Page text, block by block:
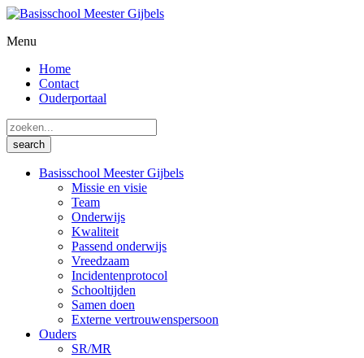
Menu
Home
Contact
Ouderportaal
Basisschool Meester Gijbels
Missie en visie
Team
Onderwijs
Kwaliteit
Passend onderwijs
Vreedzaam
Incidentenprotocol
Schooltijden
Samen doen
Externe vertrouwenspersoon
Ouders
SR/MR